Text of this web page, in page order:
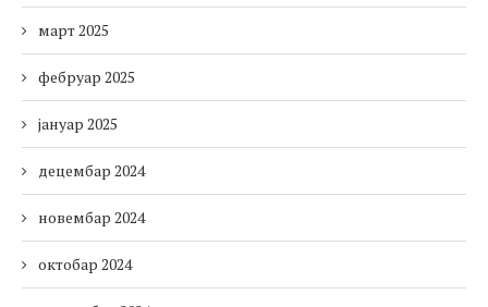
март 2025
фебруар 2025
јануар 2025
децембар 2024
новембар 2024
октобар 2024